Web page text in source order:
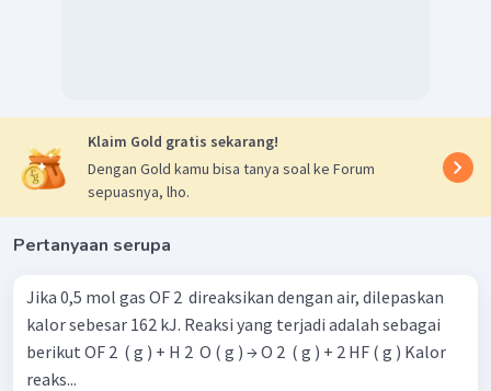
Klaim Gold gratis sekarang!
Dengan Gold kamu bisa tanya soal ke Forum
sepuasnya, lho.
Pertanyaan serupa
Jika 0,5 mol gas OF 2 ​ direaksikan dengan air, dilepaskan
kalor sebesar 162 kJ. Reaksi yang terjadi adalah sebagai
berikut OF 2 ​ ( g ) + H 2 ​ O ( g ) → O 2 ​ ( g ) + 2 HF ( g ) Kalor
reaks...